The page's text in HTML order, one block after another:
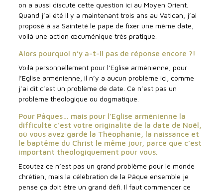
on a aussi discuté cette question ici au Moyen Orient.
Quand j’ai été il y a maintenant trois ans au Vatican, j’ai
proposé à sa Sainteté le pape de fixer une même date,
voilà une action œcuménique très pratique.
Alors pourquoi n’y a-t-il pas de réponse encore ?!
Voilà personnellement pour l’Eglise arménienne, pour
l’Eglise arménienne, il n’y a aucun problème ici, comme
j’ai dit c’est un problème de date. Ce n’est pas un
problème théologique ou dogmatique.
Pour Pâques… mais pour l’Eglise arménienne la
difficulté c’est votre originalité de la date de Noël,
où vous avez gardé la Théophanie, la naissance et
le baptême du Christ le même jour, parce que c’est
important théologiquement pour vous.
Ecoutez ce n’est pas un grand problème pour le monde
chrétien, mais la célébration de la Pâque ensemble je
pense ça doit être un grand défi. Il faut commencer ce